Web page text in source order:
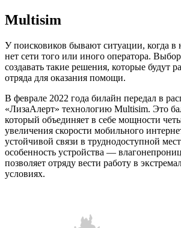
Multisim
У поисковиков бывают ситуации, когда в
нет сети того или иного оператора.
создавать такие решения, которые будут
отряда для оказания помощи.
В феврале 2022 года билайн передал в
«ЛизаАлерт» технологию Multisim. Это
который объединяет в себе мощности
увеличения скорости мобильного
устойчивой связи в труднодоступной
особенность устройства —
позволяет отряду вести работу в
условиях.